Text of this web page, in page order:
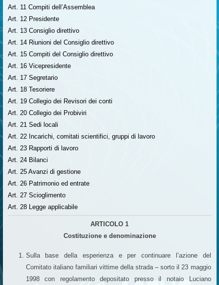
Art. 11 Compiti dell’Assemblea
Art. 12 Presidente
Art. 13 Consiglio direttivo
Art. 14 Riunioni del Consiglio direttivo
Art. 15 Compiti del Consiglio direttivo
Art. 16 Vicepresidente
Art. 17 Segretario
Art. 18 Tesoriere
Art. 19 Collegio dei Revisori dei conti
Art. 20 Collegio dei Probiviri
Art. 21 Sedi locali
Art. 22 Incarichi, comitati scientifici, gruppi di lavoro
Art. 23 Rapporti di lavoro
Art. 24 Bilanci
Art. 25 Avanzi di gestione
Art. 26 Patrimonio ed entrate
Art. 27 Scioglimento
Art. 28 Legge applicabile
ARTICOLO 1
Costituzione e denominazione
Sulla base della esperienza e per continuare l’azione del
Comitato italiano familiari vittime della strada – sorto il 23 maggio
1998 con regolamento depositato presso il notaio Luciano